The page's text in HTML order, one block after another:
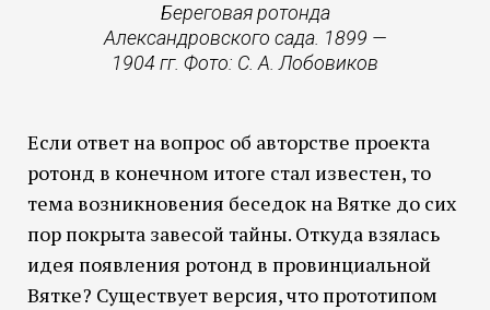
Береговая ротонда
Александровского сада. 1899 —
1904 гг. Фото: С. А. Лобовиков
Если ответ на вопрос об авторстве проекта
ротонд в конечном итоге стал известен, то
тема возникновения беседок на Вятке до сих
пор покрыта завесой тайны. Откуда взялась
идея появления ротонд в провинциальной
Вятке? Существует версия, что прототипом